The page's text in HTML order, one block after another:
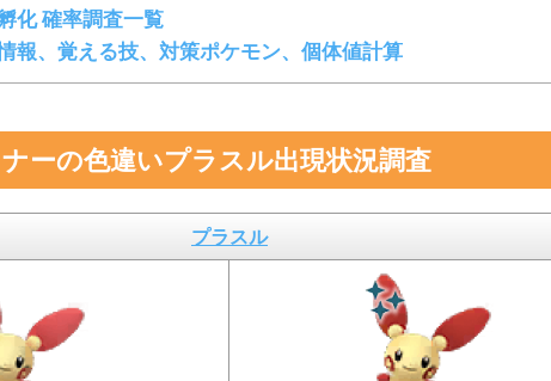
化 確率調査一覧
報、覚える技、対策ポケモン、個体値計算
ーの色違いプラスル出現状況調査
プラスル